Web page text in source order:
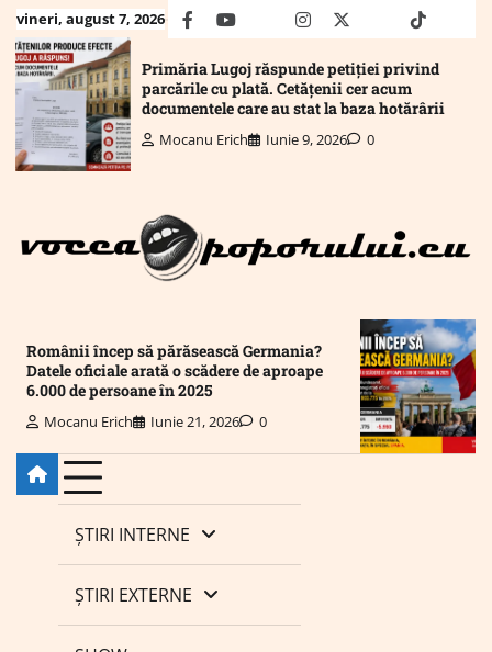
Skip
to
content
vineri, august 7, 2026 facebookyoutubeMailinstagram
twitter truthtiktok
Primăria Lugoj răspunde petiției privind
parcările cu plată. Cetățenii cer acum
documentele care au stat la baza hotărârii
Mocanu Erich Iunie 9, 2026 0
Românii încep să părăsească Germania?
Datele oficiale arată o scădere de aproape
6.000 de persoane în 2025
Mocanu Erich Iunie 21, 2026 0
ȘTIRI INTERNE
ȘTIRI EXTERNE